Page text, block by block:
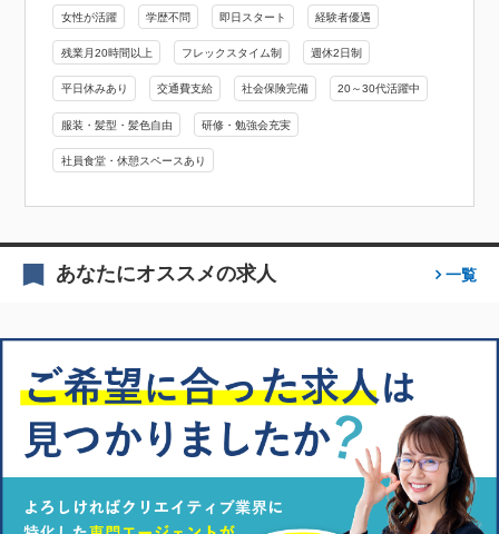
女性が活躍 学歴不問 即日スタート 経験者優遇
残業月20時間以上 フレックスタイム制 週休2日制
平日休みあり 交通費支給 社会保険完備 20～30代活躍中
服装・髪型・髪色自由 研修・勉強会充実
社員食堂・休憩スペースあり
あなたにオススメの求人 一覧